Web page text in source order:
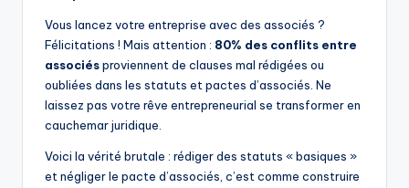
Vous lancez votre entreprise avec des associés ?
Félicitations ! Mais attention : 80% des conflits entre
associésproviennent de clauses mal rédigées ou
oubliées dans les statuts et pactes d’associés. Ne
laissez pas votre rêve entrepreneurial se transformer en
cauchemar juridique.
Voici la vérité brutale : rédiger des statuts « basiques »
et négliger le pacte d’associés, c’est comme construire